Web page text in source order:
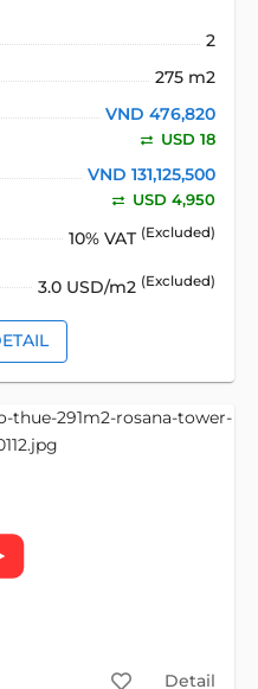
2
275 m2
VND 476,820
USD 18
VND 131,125,500
USD 4,950
10% VAT (Excluded)
3.0 USD/m2 (Excluded)
Detail